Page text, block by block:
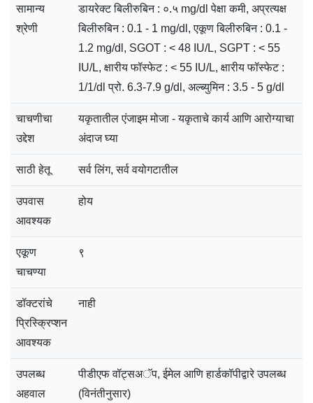
सामान्य
श्रेणी
डायरेक्ट बिलीरुबिन : ०.५ mg/dl पेक्षा कमी, अप्रत्यक्ष
बिलीरुबिन : 0.1 - 1 mg/dl, एकूण बिलीरुबिन : 0.1 -
1.2 mg/dl, SGOT : < 48 IU/L, SGPT : < 55
IU/L, क्षारीय फॉस्फेट : < 55 IU/L, क्षारीय फॉस्फेट :
1/1/dl प्रो. 6.3-7.9 g/dl, अल्ब्युमिन : 3.5 - 5 g/dl
चाचणीचा
उद्देश
यकृतातील एंजाइम मोजा - यकृताचे कार्य आणि आरोग्याचा
अंदाज घ्या
साठी हेतू सर्व लिंग, सर्व वयोगटातील
उपवास
आवश्यक
होय
एकूण
चाचण्या
९
डॉक्टरांचे
प्रिस्क्रिप्शन
आवश्यक
नाही
उपलब्ध
अहवाल
पीडीएफ वॉट्सअॅप, ईमेल आणि हार्डकॉपीद्वारे उपलब्ध
(विनंतीनुसार)